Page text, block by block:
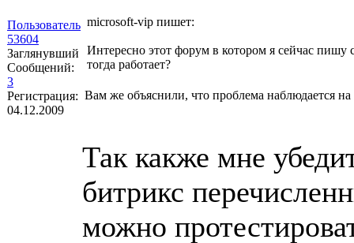
Пользователь
53604
Заглянувший
Сообщений:
3
Регистрация:
04.12.2009
microsoft-vip пишет:
Интересно этот форум в котором я сейчас
тогда работает?
Вам же объяснили, что проблема наблюдается
Так какже мне
битрикс
можно